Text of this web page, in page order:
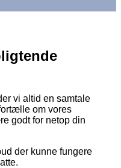
vi altid en samtale
om vores
godt for netop din
der kunne fungere